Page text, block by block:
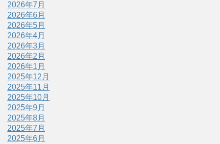
2026年7月
2026年6月
2026年5月
2026年4月
2026年3月
2026年2月
2026年1月
2025年12月
2025年11月
2025年10月
2025年9月
2025年8月
2025年7月
2025年6月